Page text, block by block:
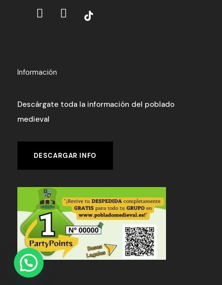
Información
Descárgate toda la información del poblado
medieval
DESCARGAR INFO